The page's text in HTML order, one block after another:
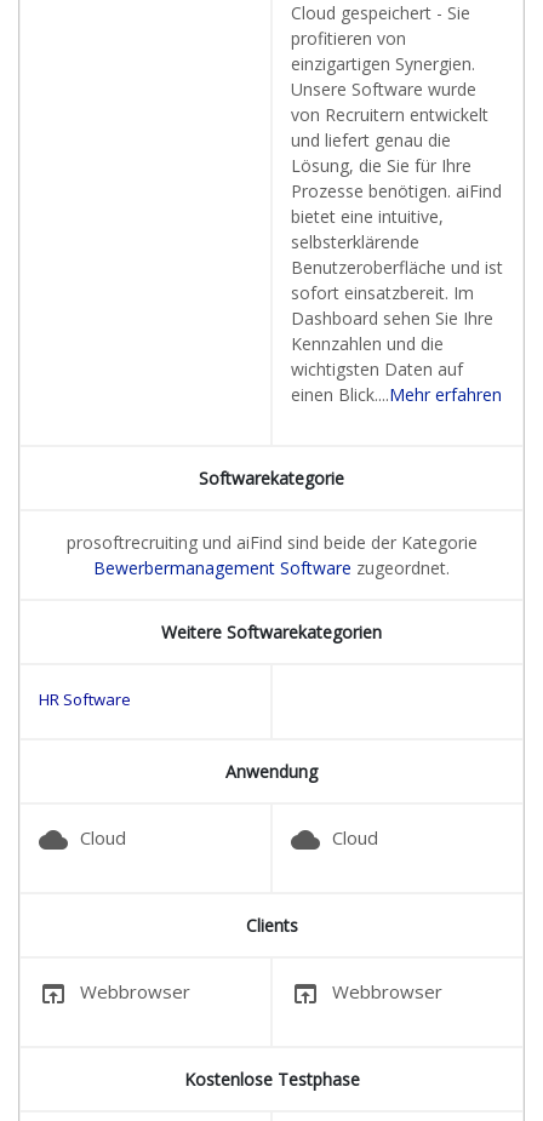
Cloud gespeichert - Sie
profitieren von
einzigartigen Synergien.
Unsere Software wurde
von Recruitern entwickelt
und liefert genau die
Lösung, die Sie für Ihre
Prozesse benötigen. aiFind
bietet eine intuitive,
selbsterklärende
Benutzeroberfläche und ist
sofort einsatzbereit. Im
Dashboard sehen Sie Ihre
Kennzahlen und die
wichtigsten Daten auf
einen Blick....Mehr erfahren
Softwarekategorie
prosoftrecruiting und aiFind sind beide der Kategorie
Bewerbermanagement Software zugeordnet.
Weitere Softwarekategorien
HR Software
Anwendung
cloud Cloud cloud Cloud
Clients
open_in_browser Webbrowser open_in_browser Webbrowser
Kostenlose Testphase